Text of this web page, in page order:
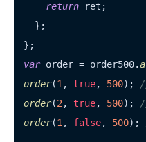
return ret;
  };
var order = order500.
order(1 , true, 500);
order(2, true, 500);
order(1 , false, 500);